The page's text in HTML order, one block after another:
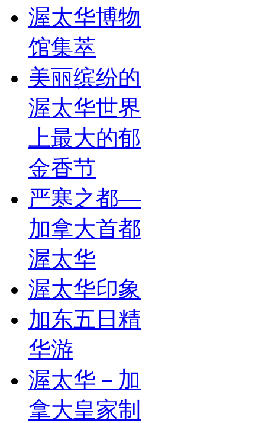
渥太华博物
馆集萃
美丽缤纷的
渥太华世界
上最大的郁
金香节
严寒之都—
加拿大首都
渥太华
渥太华印象
加东五日精
华游
渥太华－加
拿大皇家制